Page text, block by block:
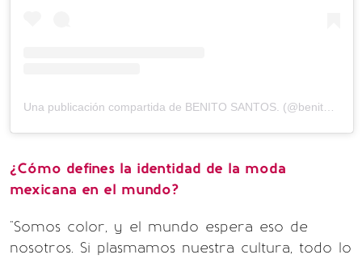
Una publicación compartida de BENITO SANTOS. (@benitosantosoficial)
¿Cómo defines la identidad de la moda
mexicana en el mundo?
"Somos color, y el mundo espera eso de
nosotros. Si plasmamos nuestra cultura, todo lo